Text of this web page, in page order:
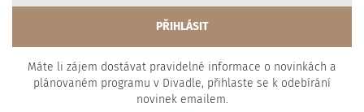
Máte li zájem dostávat pravidelné informace o novinkách a
plánovaném programu v Divadle, přihlaste se k odebírání
novinek emailem.